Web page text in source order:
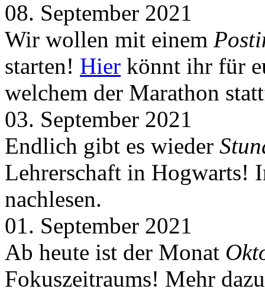
08. September 2021
Wir wollen mit einem
starten! Hier könnt ihr für
welchem der Marathon
03. September 2021
Endlich gibt es wieder
Lehrerschaft in Hogwarts!
nachlesen.
01. September 2021
Ab heute ist der Monat
Fokuszeitraums! Mehr